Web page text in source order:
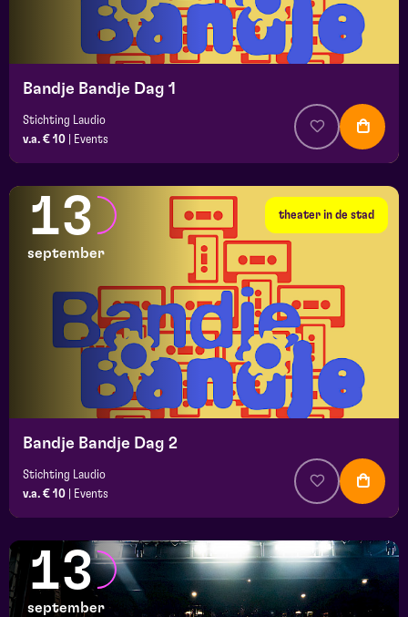
Bandje Bandje Dag 1
Stichting Laudio
v.a. € 10
Events
theater in de stad
13
september
Bandje Bandje Dag 2
Stichting Laudio
v.a. € 10
Events
13
september